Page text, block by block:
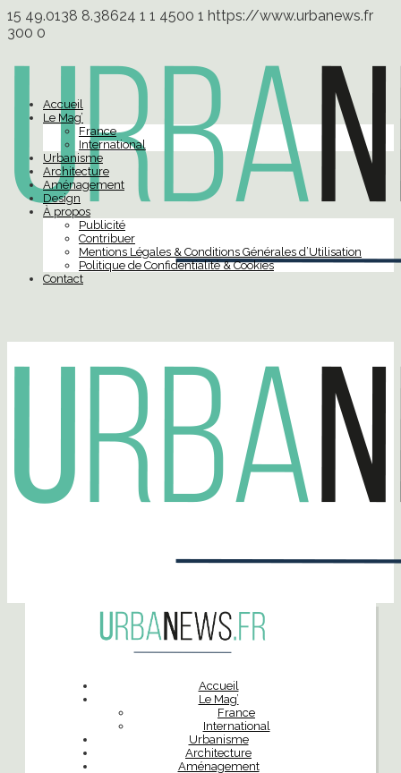
15 49.0138 8.38624 1 1 4500 1 https://www.urbanews.fr
300 0
Accueil
Le Mag’
France
International
Urbanisme
Architecture
Aménagement
Design
À propos
Publicité
Contribuer
Mentions Légales & Conditions Générales d’Utilisation
Politique de Confidentialité & Cookies
Contact
Accueil
Le Mag’
France
International
Urbanisme
Architecture
Aménagement